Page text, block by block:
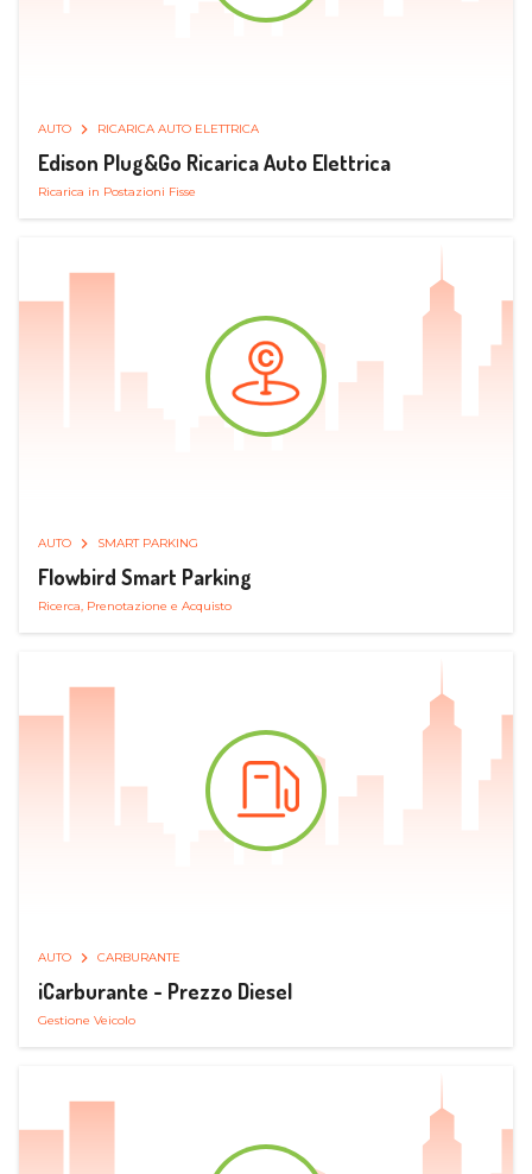
AUTO RICARICA AUTO ELETTRICA
Edison Plug&Go Ricarica Auto Elettrica
Ricarica in Postazioni Fisse
AUTO SMART PARKING
Flowbird Smart Parking
Ricerca, Prenotazione e Acquisto
AUTO CARBURANTE
iCarburante - Prezzo Diesel
Gestione Veicolo